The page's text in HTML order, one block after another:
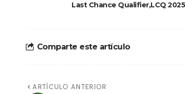
Last Chance QualifierLCQ 2025
Comparte este artículo
ARTÍCULO ANTERIOR